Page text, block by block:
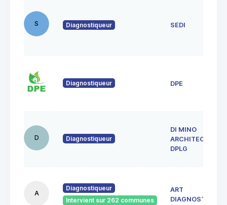
S Diagnostiqueur SEDI
Diagnostiqueur DPE
D Diagnostiqueur
DI MINO
ARCHITECTE
DPLG
A
Diagnostiqueur
Intervient sur 262 communes
ART
DIAGNOSTICS